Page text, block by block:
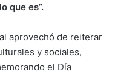
que es”.
aprovechó de reiterar
y sociales,
el Día